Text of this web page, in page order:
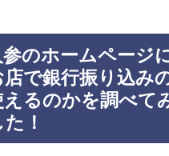
のホームページ
で銀行振り込み
えるのかを調べて
！